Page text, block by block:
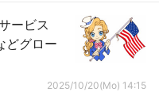
ービス
どグロー
2025/10/20(Mo) 14:15